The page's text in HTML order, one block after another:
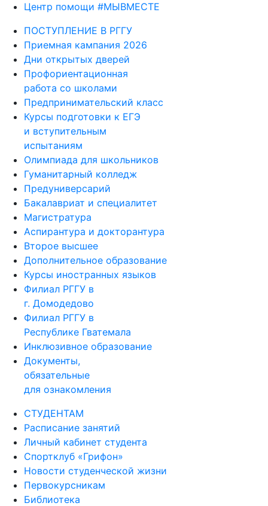
Центр помощи #МЫВМЕСТЕ
ПОСТУПЛЕНИЕ В РГГУ
Приемная кампания 2026
Дни открытых дверей
Профориентационная
работа со школами
Предпринимательский класс
Курсы подготовки к ЕГЭ
и вступительным
испытаниям
Олимпиада для школьников
Гуманитарный колледж
Предуниверсарий
Бакалавриат и специалитет
Магистратура
Аспирантура и докторантура
Второе высшее
Дополнительное образование
Курсы иностранных языков
Филиал РГГУ в
г. Домодедово
Филиал РГГУ в
Республике Гватемала
Инклюзивное образование
Документы,
обязательные
для ознакомления
СТУДЕНТАМ
Расписание занятий
Личный кабинет студента
Спортклуб «Грифон»
Новости студенческой жизни
Первокурсникам
Библиотека